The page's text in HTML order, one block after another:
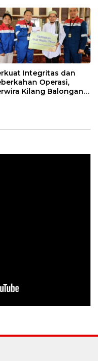
Integritas dan
Operasi,
Kilang Balongan